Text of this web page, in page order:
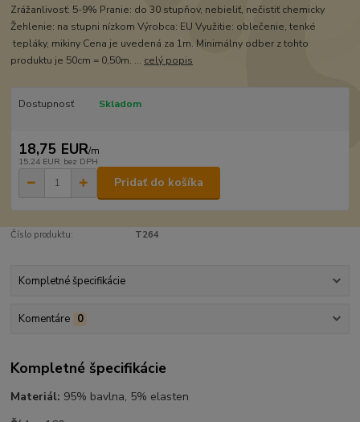
Zrážanlivosť: 5-9% Pranie: do 30 stupňov, nebieliť, nečistiť chemicky
Žehlenie: na stupni nízkom Výrobca: EU Využitie: oblečenie, tenké
tepláky, mikiny Cena je uvedená za 1m. Minimálny odber z tohto
produktu je 50cm = 0,50m. ... celý popis
Dostupnosť Skladom
18,75 EUR/m
15,24 EUR bez DPH
Pridať do košíka
Číslo produktu: T264
Kompletné špecifikácie
Komentáre 0
Kompletné špecifikácie
Materiál: 95% bavlna, 5% elasten